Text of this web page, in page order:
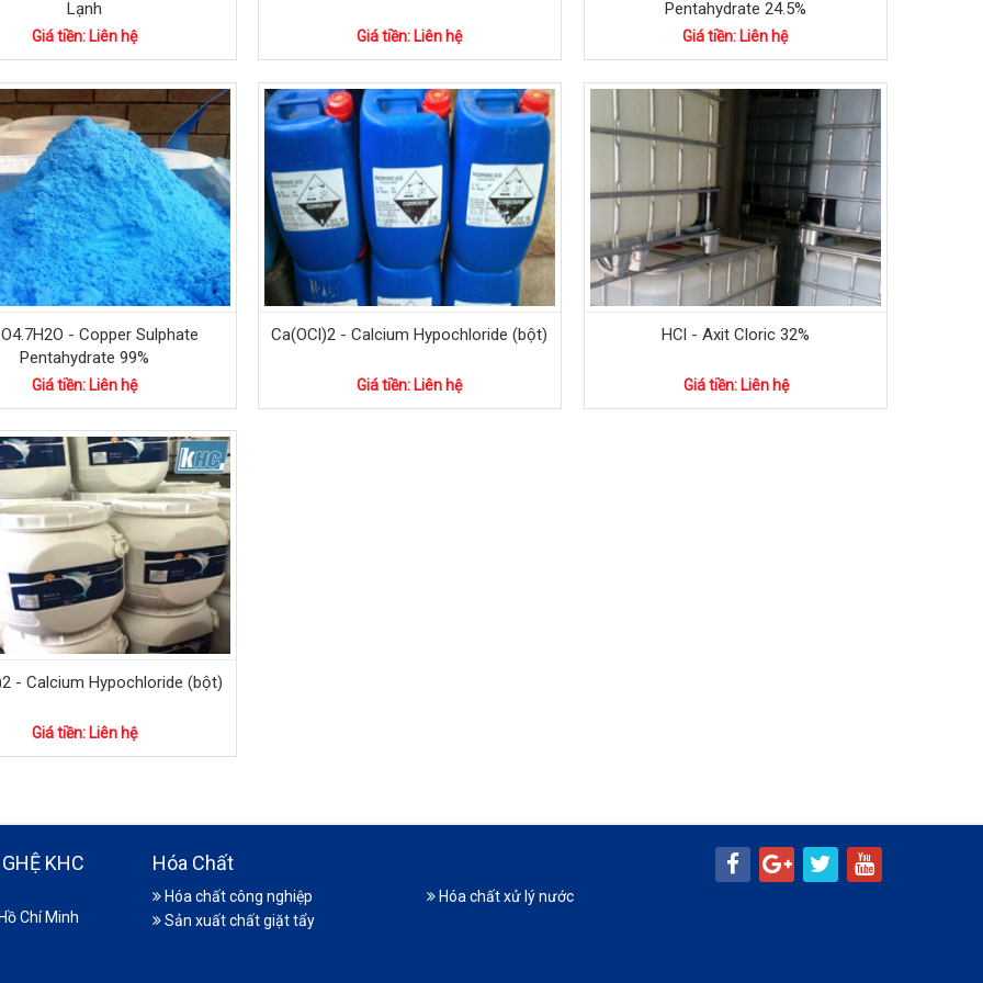
Lạnh
Giá tiền: Liên hệ Giá tiền: Liên hệ
Pentahydrate 24.5%
Giá tiền: Liên hệ
- Copper Sulphate
Pentahydrate 99%
Giá tiền: Liên hệ
Ca(OCl)2 - Calcium Hypochloride (bột)
Giá tiền: Liên hệ
HCl - Axit Cloric 32%
Giá tiền: Liên hệ
- Calcium Hypochloride (bột)
Giá tiền: Liên hệ
KHC
Chí Minh
Hóa Chất
Hóa chất công nghiệp
Hóa chất xử lý nước
Sản xuất chất giặt tẩy